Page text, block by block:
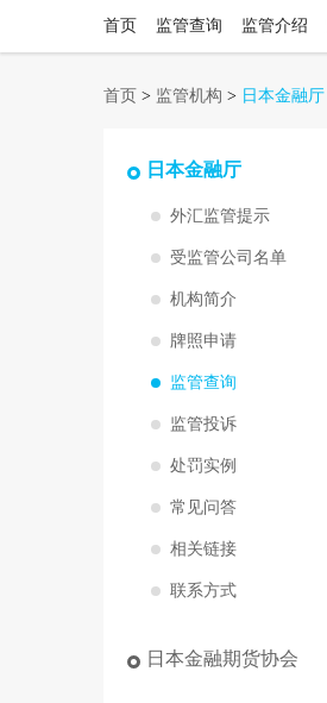
首页 监管查询 监管介绍
首页 > 监管机构 > 日本金融厅
日本金融厅
外汇监管提示
受监管公司名单
机构简介
牌照申请
监管查询
监管投诉
处罚实例
常见问答
相关链接
联系方式
日本金融期货协会